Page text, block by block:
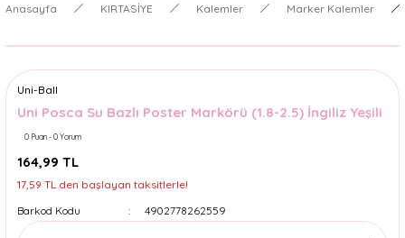
Anasayfa KIRTASİYE Kalemler Marker Kalemler
Uni-Ball
Uni Posca Su Bazlı Poster Markörü (1.8-2.5) İngiliz Yeşili
0 Puan - 0 Yorum
164,99 TL
17,59 TL den başlayan taksitlerle!
Barkod Kodu
4902778262559